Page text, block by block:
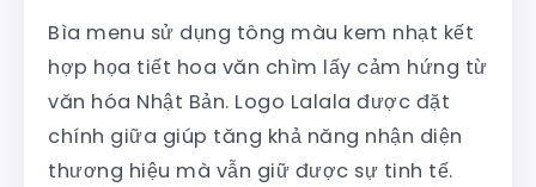
Bìa menu sử dụng tông màu kem nhạt kết
hợp họa tiết hoa văn chìm lấy cảm hứng từ
văn hóa Nhật Bản. Logo Lalala được đặt
chính giữa giúp tăng khả năng nhận diện
thương hiệu mà vẫn giữ được sự tinh tế.